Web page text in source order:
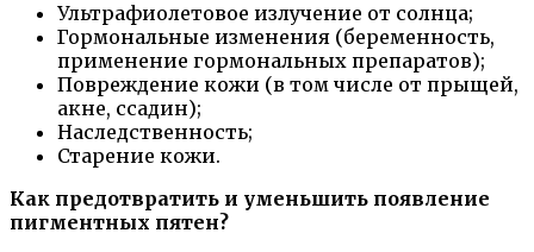
Ультрафиолетовое излучение от солнца;
Гормональные изменения (беременность,
применение гормональных препаратов);
Повреждение кожи (в том числе от прыщей,
акне, ссадин);
Наследственность;
Старение кожи.
Как предотвратить и уменьшить появление
пигментных пятен?